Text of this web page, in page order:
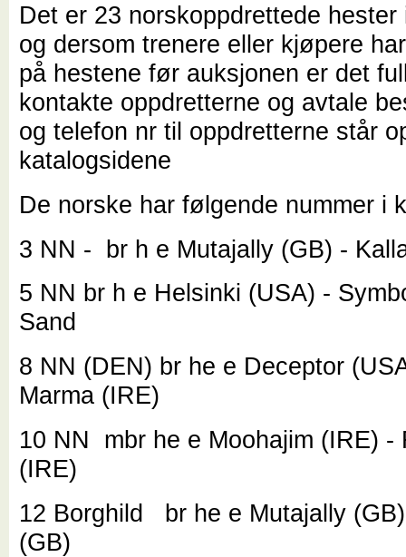
Det er 23 norskoppdrettede hester
og dersom trenere eller kjøpere
på hestene før auksjonen er det
kontakte oppdretterne og avtale
og telefon nr til oppdretterne står
katalogsidene
De norske har følgende nummer i
3 NN - br h e Mutajally (GB) -
5 NN br h e Helsinki (USA) -
Sand
8 NN (DEN) br he e Deceptor
Marma (IRE)
10 NN
mbr he e Moohajim (IRE) -
(IRE)
12 Borghild
br he e Mutajally
(GB)